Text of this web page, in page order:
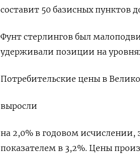
составит 50 базисных пунктов
Фунт стерлингов был
удерживали позиции на
Потребительские цены в
выросли
на 2,0% в годовом
показателем в 3,2%. Цены